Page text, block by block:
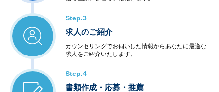
Step.3
求人のご紹介
カウンセリングでお伺いした情報からあなたに最適な
求人をご紹介いたします。
Step.4
書類作成・応募・推薦